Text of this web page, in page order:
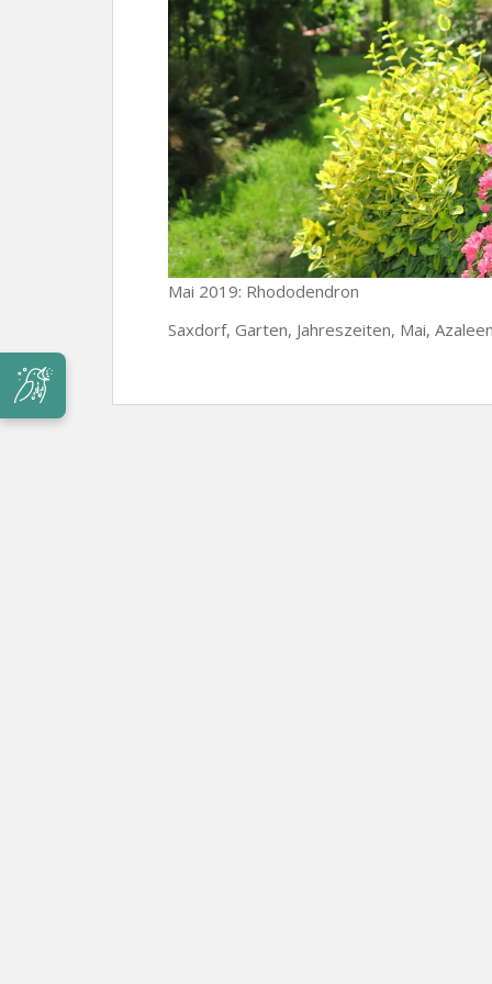
Mai 2019: Rhododendron
Saxdorf, Garten, Jahreszeiten, Mai,